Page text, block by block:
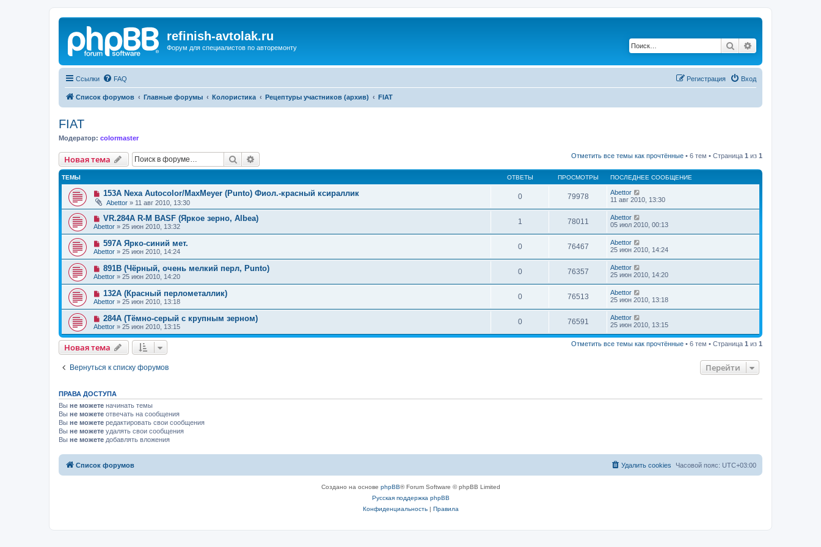
refinish-avtolak.ru
Форум для специалистов по авторемонту Поиск
Ссылки FAQ Вход
Регистрация
Список форумов Главные форумы Колористика Рецептуры участников (архив) FIAT
FIAT
Модератор: colormaster
Новая тема Поиск Отметить все темы как прочтённые • 6 тем • Страница 1 из 1
ТЕМЫ ОТВЕТЫ ПРОСМОТРЫ ПОСЛЕДНЕЕ СООБЩЕНИЕ
153A Nexa Autocolor/MaxMeyer (Punto) Фиол.-красный ксираллик
Abettor » 11 авг 2010, 13:30
0 79978
Abettor
11 авг 2010, 13:30
VR.284A R-M BASF (Яркое зерно, Albea)
Abettor » 25 июн 2010, 13:32
1 78011
Abettor
05 июл 2010, 00:13
597A Ярко-синий мет.
Abettor » 25 июн 2010, 14:24
0 76467
Abettor
25 июн 2010, 14:24
891B (Чёрный, очень мелкий перл, Punto)
Abettor » 25 июн 2010, 14:20
0 76357
Abettor
25 июн 2010, 14:20
132A (Красный перлометаллик)
Abettor » 25 июн 2010, 13:18
0 76513
Abettor
25 июн 2010, 13:18
284A (Тёмно-серый с крупным зерном)
Abettor » 25 июн 2010, 13:15
0 76591
Abettor
25 июн 2010, 13:15
Новая тема Отметить все темы как прочтённые • 6 тем • Страница 1 из 1
Вернуться к списку форумов Перейти
ПРАВА ДОСТУПА
Вы не можете начинать темы
Вы не можете отвечать на сообщения
Вы не можете редактировать свои сообщения
Вы не можете удалять свои сообщения
Вы не можете добавлять вложения
Список форумов Часовой пояс: UTC+03:00
Удалить cookies
Создано на основе phpBB® Forum Software © phpBB Limited
Русская поддержка phpBB
Конфиденциальность| Правила